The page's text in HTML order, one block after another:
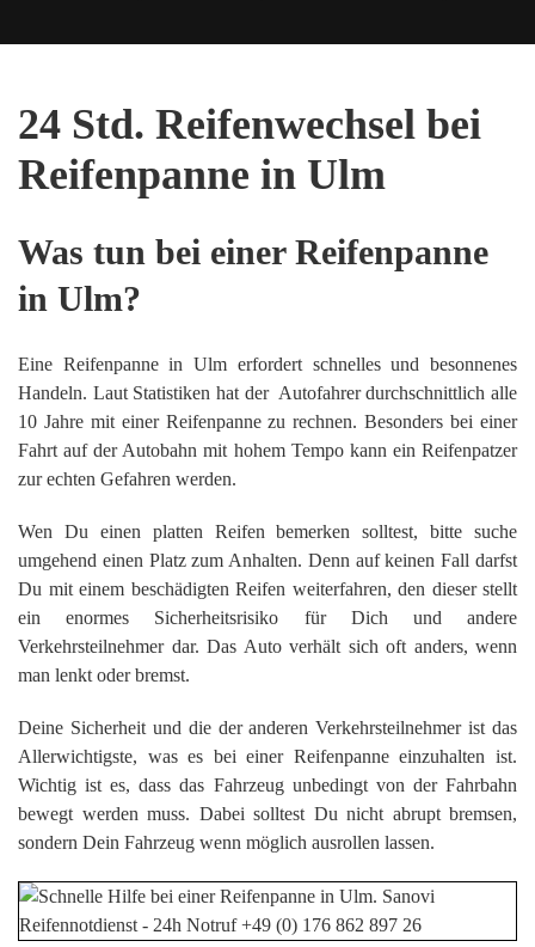
24 Std. Reifenwechsel bei
Reifenpanne in Ulm
Was tun bei einer Reifenpanne
in Ulm?
Eine Reifenpanne in Ulm erfordert schnelles und besonnenes
Handeln. Laut Statistiken hat der Autofahrer durchschnittlich alle
10 Jahre mit einer Reifenpanne zu rechnen. Besonders bei einer
Fahrt auf der Autobahn mit hohem Tempo kann ein Reifenpatzer
zur echten Gefahren werden.
Wen Du einen platten Reifen bemerken solltest, bitte suche
umgehend einen Platz zum Anhalten. Denn auf keinen Fall darfst
Du mit einem beschädigten Reifen weiterfahren, den dieser stellt
ein enormes Sicherheitsrisiko für Dich und andere
Verkehrsteilnehmer dar. Das Auto verhält sich oft anders, wenn
man lenkt oder bremst.
Deine Sicherheit und die der anderen Verkehrsteilnehmer ist das
Allerwichtigste, was es bei einer Reifenpanne einzuhalten ist.
Wichtig ist es, dass das Fahrzeug unbedingt von der Fahrbahn
bewegt werden muss. Dabei solltest Du nicht abrupt bremsen,
sondern Dein Fahrzeug wenn möglich ausrollen lassen.